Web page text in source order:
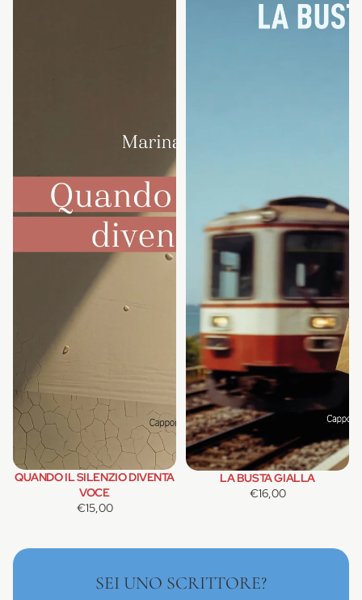
QUANDO IL SILENZIO DIVENTA
VOCE
€15,00
LA BUSTA GIALLA
€16,00
SEI UNO SCRITTORE?